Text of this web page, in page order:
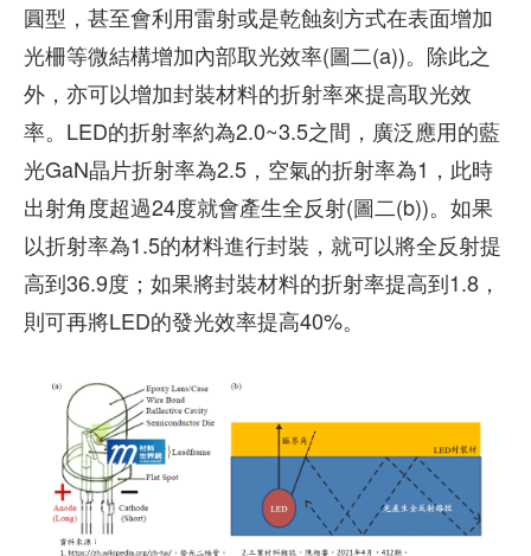
圓型，甚至會利用雷射或是乾蝕刻方式在表面增加
光柵等微結構增加內部取光效率(圖二(a))。除此之
外，亦可以增加封裝材料的折射率來提高取光效
率。LED的折射率約為2.0~3.5之間，廣泛應用的藍
光GaN晶片折射率為2.5，空氣的折射率為1，此時
出射角度超過24度就會產生全反射(圖二(b))。如果
以折射率為1.5的材料進行封裝，就可以將全反射提
高到36.9度；如果將封裝材料的折射率提高到1.8，
則可再將LED的發光效率提高40%。